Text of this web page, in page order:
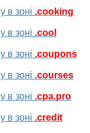
в зоні .cooking
в зоні .cool
в зоні .coupons
в зоні .courses
в зоні .cpa.pro
в зоні .credit